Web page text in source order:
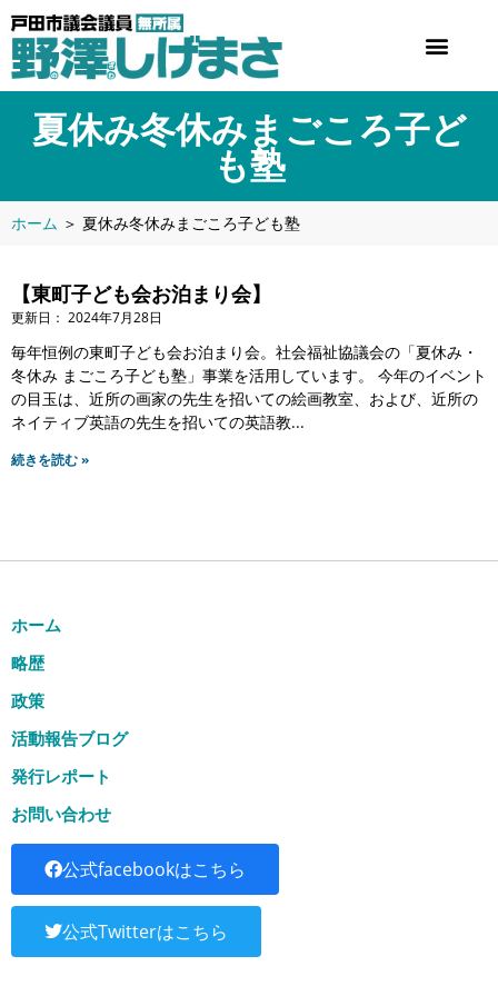
夏休み冬休みまごころ子ど
も塾
ホーム ＞ 夏休み冬休みまごころ子ども塾
【東町子ども会お泊まり会】
2024年7月28日
毎年恒例の東町子ども会お泊まり会。社会福祉協議会の「夏休み・
冬休み まごころ子ども塾」事業を活用しています。 今年のイベント
の目玉は、近所の画家の先生を招いての絵画教室、および、近所の
ネイティブ英語の先生を招いての英語教
続きを読む »
ホーム
略歴
政策
活動報告ブログ
発行レポート
お問い合わせ
公式facebookはこちら
公式Twitterはこちら